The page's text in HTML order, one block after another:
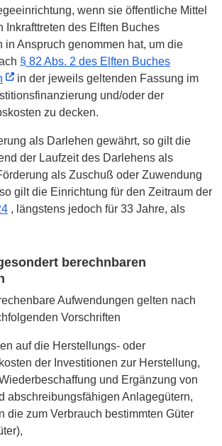
wenn sie öffentliche Mittel
Inkrafttreten des Elften Buches
in Anspruch genommen hat, um die
§ 82 Abs. 2 des Elften Buches
in der jeweils geltenden Fassung im
und/oder der
zu decken.
als Darlehen gewährt, so gilt die
der Laufzeit des Darlehens als
als Zuschuß oder Zuwendung
gilt die Einrichtung für den Zeitraum der
, längstens jedoch für 33 Jahre, als
berechnbaren
Aufwendungen gelten nach
Vorschriften
auf die Herstellungs- oder
der Investitionen zur Herstellung,
und Ergänzung von
abschreibungsfähigen Anlagegütern,
die zum Verbrauch bestimmten Güter